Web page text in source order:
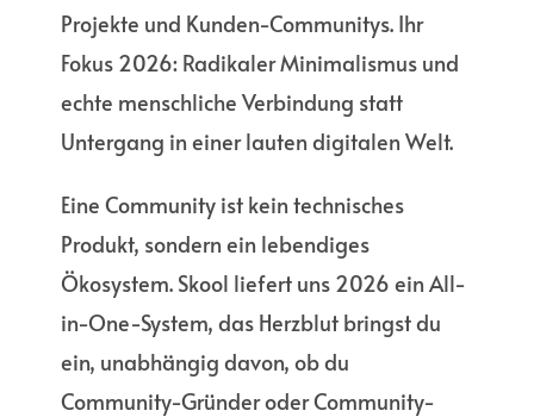
Projekte und Kunden-Communitys. Ihr
Fokus 2026: Radikaler Minimalismus und
echte menschliche Verbindung statt
Untergang in einer lauten digitalen Welt.
Eine Community ist kein technisches
Produkt, sondern ein lebendiges
Ökosystem. Skool liefert uns 2026 ein All-
in-One-System, das Herzblut bringst du
ein, unabhängig davon, ob du
Community-Gründer oder Community-